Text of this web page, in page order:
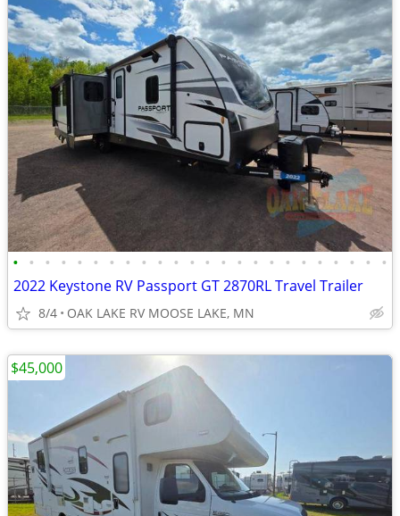
• • • • • • • • • • • • • • • • • • • • • • • •
2022 Keystone RV Passport GT 2870RL Travel Trailer
8/4 OAK LAKE RV MOOSE LAKE, MN
$45,000